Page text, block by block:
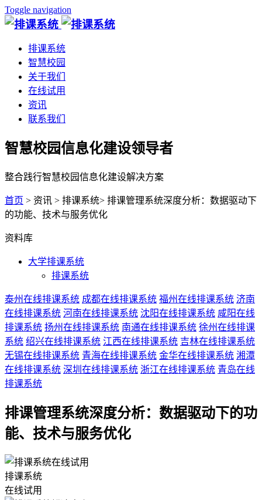
Toggle navigation
排课系统
智慧校园
关于我们
在线试用
资讯
联系我们
智慧校园信息化建设领导者
整合践行智慧校园信息化建设解决方案
首页 > 资讯 > 排课系统> 排课管理系统深度分析：数据驱动下
的功能、技术与服务优化
资料库
大学排课系统
排课系统
泰州在线排课系统 成都在线排课系统 福州在线排课系统 济南
在线排课系统 河南在线排课系统 沈阳在线排课系统 咸阳在线
排课系统 扬州在线排课系统 南通在线排课系统 徐州在线排课
系统 绍兴在线排课系统 江西在线排课系统 吉林在线排课系统
无锡在线排课系统 青海在线排课系统 金华在线排课系统 湘潭
在线排课系统 深圳在线排课系统 浙江在线排课系统 青岛在线
排课系统
排课管理系统深度分析：数据驱动下的功
能、技术与服务优化
排课系统
在线试用